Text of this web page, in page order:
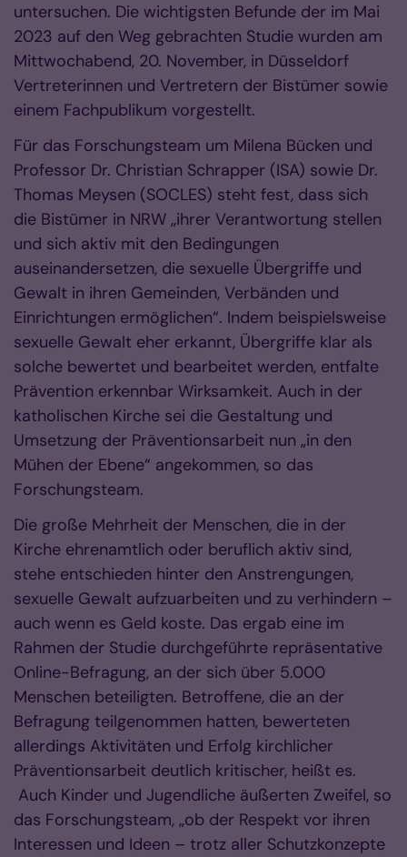
untersuchen. Die wichtigsten Befunde der im Mai
2023 auf den Weg gebrachten Studie wurden am
Mittwochabend, 20. November, in Düsseldorf
Vertreterinnen und Vertretern der Bistümer sowie
einem Fachpublikum vorgestellt.
Für das Forschungsteam um Milena Bücken und
Professor Dr. Christian Schrapper (ISA) sowie Dr.
Thomas Meysen (SOCLES) steht fest, dass sich
die Bistümer in NRW „ihrer Verantwortung stellen
und sich aktiv mit den Bedingungen
auseinandersetzen, die sexuelle Übergriffe und
Gewalt in ihren Gemeinden, Verbänden und
Einrichtungen ermöglichen“. Indem beispielsweise
sexuelle Gewalt eher erkannt, Übergriffe klar als
solche bewertet und bearbeitet werden, entfalte
Prävention erkennbar Wirksamkeit. Auch in der
katholischen Kirche sei die Gestaltung und
Umsetzung der Präventionsarbeit nun „in den
Mühen der Ebene“ angekommen, so das
Forschungsteam.
Die große Mehrheit der Menschen, die in der
Kirche ehrenamtlich oder beruflich aktiv sind,
stehe entschieden hinter den Anstrengungen,
sexuelle Gewalt aufzuarbeiten und zu verhindern –
auch wenn es Geld koste. Das ergab eine im
Rahmen der Studie durchgeführte repräsentative
Online-Befragung, an der sich über 5.000
Menschen beteiligten. Betroffene, die an der
Befragung teilgenommen hatten, bewerteten
allerdings Aktivitäten und Erfolg kirchlicher
Präventionsarbeit deutlich kritischer, heißt es.
Auch Kinder und Jugendliche äußerten Zweifel, so
das Forschungsteam, „ob der Respekt vor ihren
Interessen und Ideen – trotz aller Schutzkonzepte